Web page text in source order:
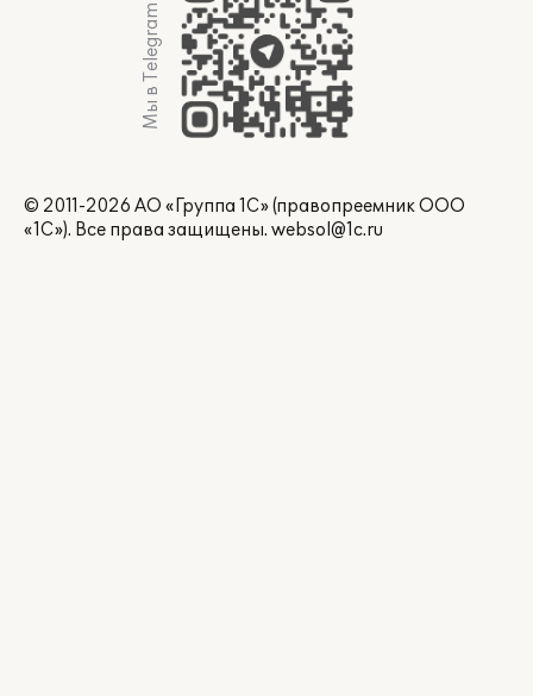
Мы в Telegram
© 2011-2026 АО «Группа 1С» (правопреемник ООО
«1С»). Все права защищены. websol@1c.ru